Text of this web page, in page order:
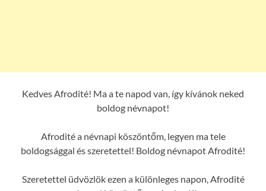
Kedves Afrodité! Ma a te napod van, így kívánok neked
boldog névnapot!
Afrodité a névnapi köszöntőm, legyen ma tele
boldogsággal és szeretettel! Boldog névnapot Afrodité!
Szeretettel üdvözlök ezen a különleges napon, Afrodité